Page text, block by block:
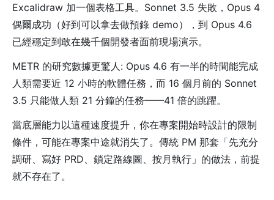
Excalidraw 加一個表格工具。Sonnet 3.5 失敗，Opus 4
偶爾成功（好到可以拿去做預錄 demo），到 Opus 4.6
已經穩定到敢在幾千個開發者面前現場演示。
METR 的研究數據更驚人: Opus 4.6 有一半的時間能完成
人類需要近 12 小時的軟體任務，而 16 個月前的 Sonnet
3.5 只能做人類 21 分鐘的任務——41 倍的跳躍。
當底層能力以這種速度提升，你在專案開始時設計的限制
條件，可能在專案中途就消失了。傳統 PM 那套「先充分
調研、寫好 PRD、鎖定路線圖、按月執行」的做法，前提
就不存在了。